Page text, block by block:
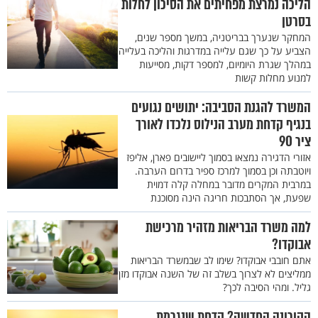
הליכה נמרצת מפחיתים את הסיכון לחלות
בסרטן
המחקר שנערך בבריטניה, במשך מספר שנים,
הצביע על כך שגם עלייה במדרגות והליכה בעלייה
במהלך שגרת היומיום, למספר דקות, מסייעות
למנוע מחלות קשות
המשרד להגנת הסביבה: יתושים נגועים
בנגיף קדחת מערב הנילוס נלכדו לאורך
ציר 90
אזורי הדגירה נמצאו בסמוך ליישובים פארן, אליפז
ויוטבתה וכן בסמוך למרכז ספיר בדרום הערבה.
במרבית המקרים מדובר במחלה קלה דמוית
שפעת, אך הסתבכות חריגה הינה מסוכנת
למה משרד הבריאות מזהיר מרכישת
אבוקדו?
אתם חובבי אבוקדו? שימו לב שבמשרד הבריאות
ממליצים לא לצרוך בשלב זה של השנה אבוקדו מזן
גליל. ומהי הסיבה לכך?